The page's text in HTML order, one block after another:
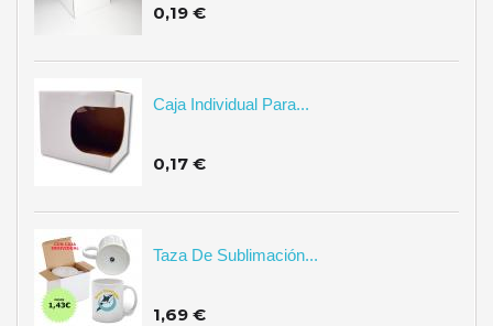
0,19 €
Caja Individual Para...
0,17 €
Taza De Sublimación...
1,69 €